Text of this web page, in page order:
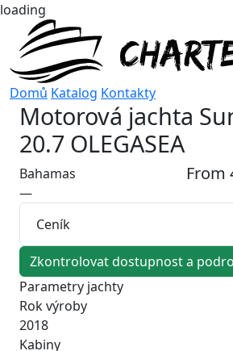
loading
Domů Katalog Kontakty
Motorová jachta
20.7 OLEGASEA
From
Bahamas
—
Ceník
Zkontrolovat dostupnost a
Parametry jachty
Rok výroby
2018
Kabiny